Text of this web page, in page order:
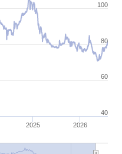
2025 2026
40
60
80
100